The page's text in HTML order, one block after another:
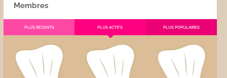
Membres
PLUS RÉCENTS PLUS ACTIFS PLUS POPULAIRES